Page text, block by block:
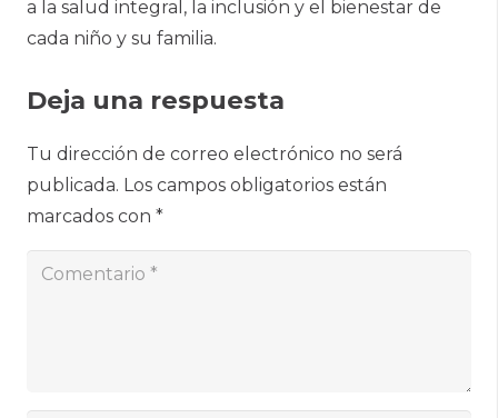
a la salud integral, la inclusión y el bienestar de
cada niño y su familia.
Deja una respuesta
Tu dirección de correo electrónico no será
publicada. Los campos obligatorios están
marcados con *